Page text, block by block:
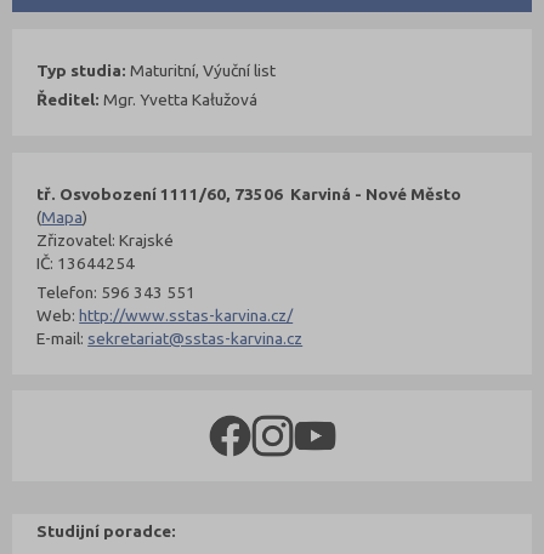
tř. Osvobození 1111/60, 73506 Karviná - Nové Město
(Mapa)
Zřizovatel: Krajské
IČ: 13644254
Telefon: 596 343 551
Web:http://www.sstas-karvina.cz/
E-mail: sekretariat@sstas-karvina.cz
Typ studia: Maturitní, Výuční list
Ředitel: Mgr. Yvetta Kałužová
Studijní poradce: